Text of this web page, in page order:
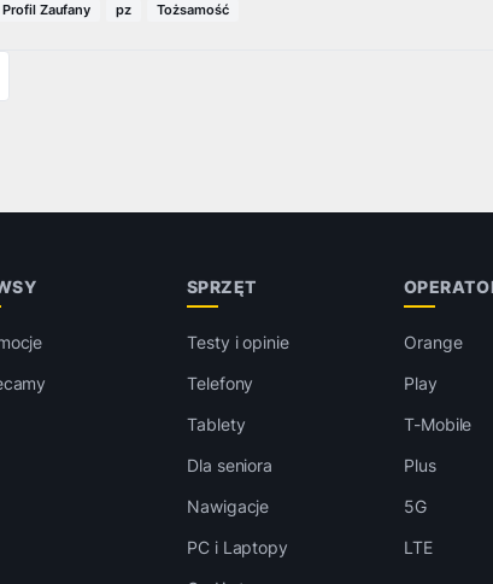
Profil Zaufany pz Tożsamość
SPRZĘT
Testy i opinie
Telefony
Tablety
Dla seniora
Nawigacje
PC i Laptopy
Orange
Play
T-Mobile
Plus
5G
LTE